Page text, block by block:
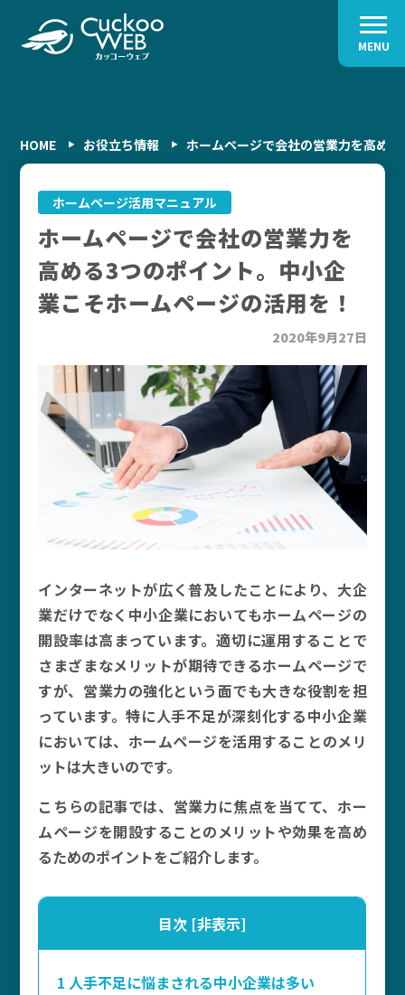
MENU
HOME お役立ち情報 ホームページで会社の営業力を高め
ホームページ活用マニュアル
ホームページで会社の営業力を
高める3つのポイント。中小企
業こそホームページの活用を！
2020年9月27日
インターネットが広く普及したことにより、大企
業だけでなく中小企業においてもホームページの
開設率は高まっています。適切に運用することで
さまざまなメリットが期待できるホームページで
すが、営業力の強化という面でも大きな役割を担
っています。特に人手不足が深刻化する中小企業
においては、ホームページを活用することのメリ
ットは大きいのです。
こちらの記事では、営業力に焦点を当てて、ホー
ムページを開設することのメリットや効果を高め
るためのポイントをご紹介します。
目次 [非表示]
1 人手不足に悩まされる中小企業は多い